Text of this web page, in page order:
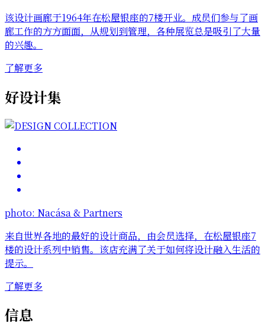
该设计画廊于1964年在松屋银座的7楼开业。成员们参与了画
廊工作的方方面面，从规划到管理，各种展览总是吸引了大量
的兴趣。
了解更多
好设计集
photo: Nacása & Partners
来自世界各地的最好的设计商品，由会员选择，在松屋银座7
楼的设计系列中销售。该店充满了关于如何将设计融入生活的
提示。
了解更多
信息